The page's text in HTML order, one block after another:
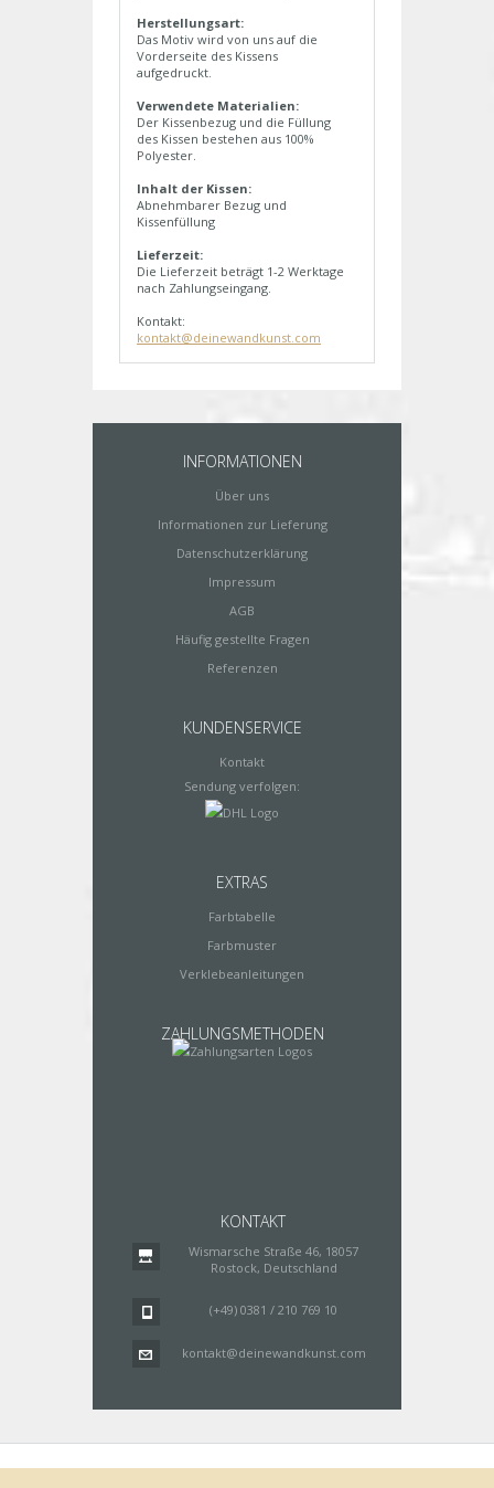
Herstellungsart:
Das Motiv wird von uns auf die
Vorderseite des Kissens
aufgedruckt.
Verwendete Materialien:
Der Kissenbezug und die Füllung
des Kissen bestehen aus 100%
Polyester.
Inhalt der Kissen:
Abnehmbarer Bezug und
Kissenfüllung
Lieferzeit:
Die Lieferzeit beträgt 1-2 Werktage
nach Zahlungseingang.
Kontakt:
kontakt@deinewandkunst.com
INFORMATIONEN
Über uns
Informationen zur Lieferung
Datenschutzerklärung
Impressum
AGB
Häufig gestellte Fragen
Referenzen
KUNDENSERVICE
Kontakt
Sendung verfolgen:
EXTRAS
Farbtabelle
Farbmuster
Verklebeanleitungen
ZAHLUNGSMETHODEN
KONTAKT
Wismarsche Straße 46, 18057
Rostock, Deutschland
(+49) 0381 / 210 769 10
kontakt@deinewandkunst.com